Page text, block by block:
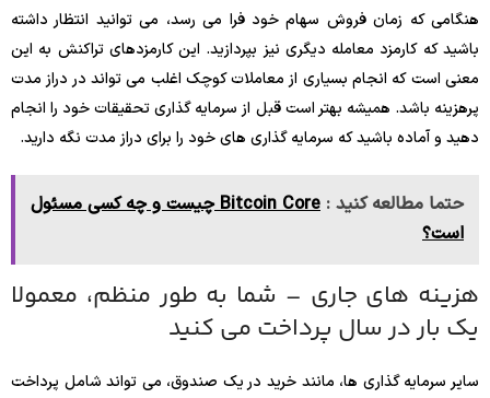
هنگامی که زمان فروش سهام خود فرا می رسد، می توانید انتظار داشته
باشید که کارمزد معامله دیگری نیز بپردازید. این کارمزدهای تراکنش به این
معنی است که انجام بسیاری از معاملات کوچک اغلب می تواند در دراز مدت
پرهزینه باشد. همیشه بهتر است قبل از سرمایه گذاری تحقیقات خود را انجام
دهید و آماده باشید که سرمایه گذاری های خود را برای دراز مدت نگه دارید.
حتما مطالعه کنید :
Bitcoin Core چیست و چه کسی مسئول
است؟
هزینه های جاری – شما به طور منظم، معمولا
یک بار در سال پرداخت می کنید
سایر سرمایه گذاری ها، مانند خرید در یک صندوق، می تواند شامل پرداخت